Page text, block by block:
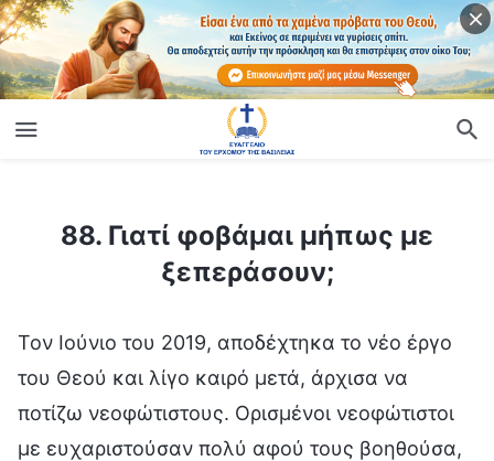
88. Γιατί φοβάμαι μήπως με ξεπεράσουν;
88. Γιατί φοβάμαι μήπως με
ξεπεράσουν;
Τον Ιούνιο του 2019, αποδέχτηκα το νέο έργο
του Θεού και λίγο καιρό μετά, άρχισα να
ποτίζω νεοφώτιστους. Ορισμένοι νεοφώτιστοι
με ευχαριστούσαν πολύ αφού τους βοηθούσα,